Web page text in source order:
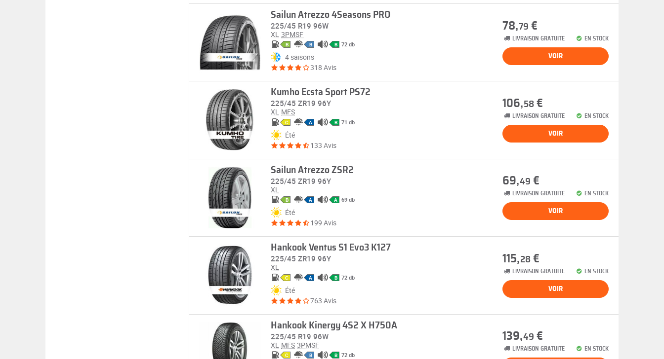
Sailun Atrezzo 4Seasons PRO
225/45 R19 96W
XL 3PMSF
B B B 72 db
4 saisons
318 Avis
78,79 €
LIVRAISON GRATUITE EN STOCK
VOIR
Kumho Ecsta Sport PS72
225/45 ZR19 96Y
XL MFS
C A B 71 db
Été
133 Avis
106,58 €
LIVRAISON GRATUITE EN STOCK
VOIR
Sailun Atrezzo ZSR2
225/45 ZR19 96Y
XL
B A A 69 db
Été
199 Avis
69,49 €
LIVRAISON GRATUITE EN STOCK
VOIR
Hankook Ventus S1 Evo3 K127
225/45 ZR19 96Y
XL
C A B 72 db
Été
763 Avis
115,28 €
LIVRAISON GRATUITE EN STOCK
VOIR
Hankook Kinergy 4S2 X H750A
225/45 R19 96W
XL MFS 3PMSF
C B B 72 db
139,49 €
LIVRAISON GRATUITE EN STOCK